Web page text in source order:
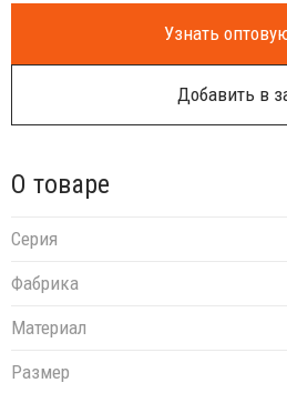
Узнать
Добавить в
О товаре
Серия
Фабрика
Материал
Размер